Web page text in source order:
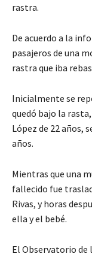
rastra.
De acuerdo a la
pasajeros de una
rastra que iba
Inicialmente se
quedó bajo la
López de 22 años,
años.
Mientras que una
fallecido fue
Rivas, y horas
ella y el bebé.
El Observatorio de